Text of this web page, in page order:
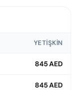
YETIŞKIN
845 AED
845 AED